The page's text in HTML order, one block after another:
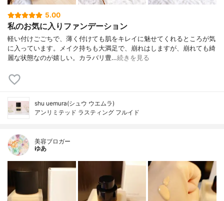
5.00
私のお気に入りファンデーション
軽い付けごごちで、薄く付けても肌をキレイに魅せてくれるところが気
に入っています。メイク持ちも大満足で、崩れはしますが、崩れても綺
麗な状態なのが嬉しい。カラバリ豊…続きを見る
shu uemura(シュウ ウエムラ)
アンリミテッド ラスティング フルイド
美容ブロガー
ゆあ